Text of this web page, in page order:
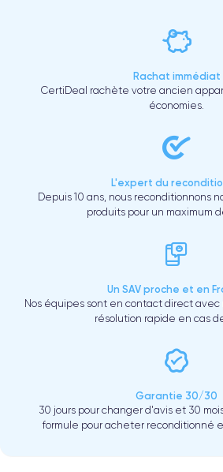
Rachat immédiat
CertiDeal rachète votre ancien
économies.
L'expert du
Depuis 10 ans, nous reconditionnons
produits pour un maximum
Un SAV proche et en
Nos équipes sont en contact direct
résolution rapide en cas
Garantie 30/30
30 jours pour changer d'avis et 30
formule pour acheter reconditionné